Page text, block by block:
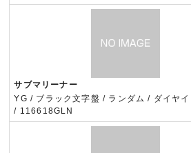
サブマリーナー
YG / ブラック文字盤 / ランダム / ダイヤイ
/ 116618GLN